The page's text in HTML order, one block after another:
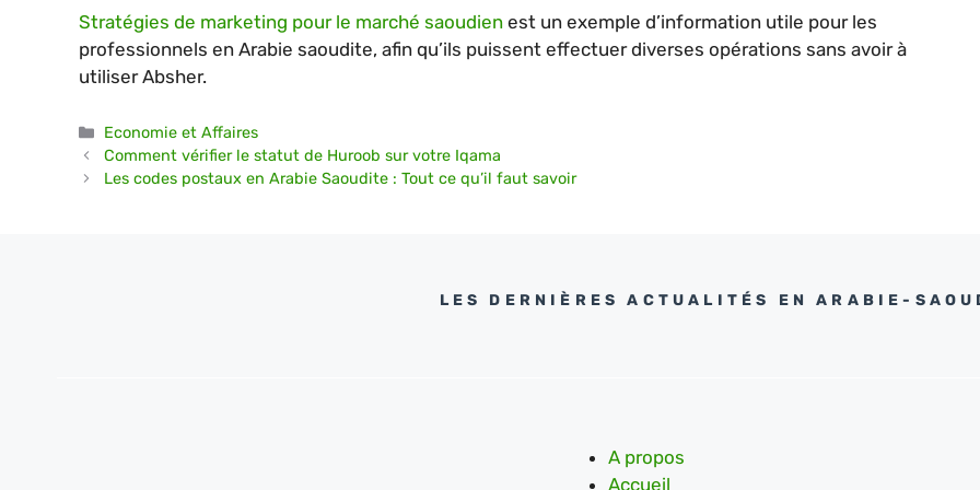
Stratégies de marketing pour le marché saoudien est un exemple d’information utile pour les
professionnels en Arabie saoudite, afin qu’ils puissent effectuer diverses opérations sans avoir à
utiliser Absher.
Catégories
Economie et Affaires
Comment vérifier le statut de Huroob sur votre Iqama
Les codes postaux en Arabie Saoudite : Tout ce qu’il faut savoir
LES DERNIÈRES ACTUALITÉS EN ARABIE-
A propos
Accueil